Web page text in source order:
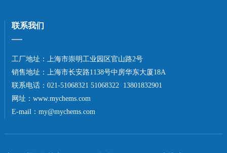
联系我们
工厂地址：上海市崇明工业园区官山路2号
销售地址：上海市长安路1138号中房华东大厦18A
联系电话：021-51068321 51068322 13801832901
网址： www.mychems.com
E-mail： my@mychems.com